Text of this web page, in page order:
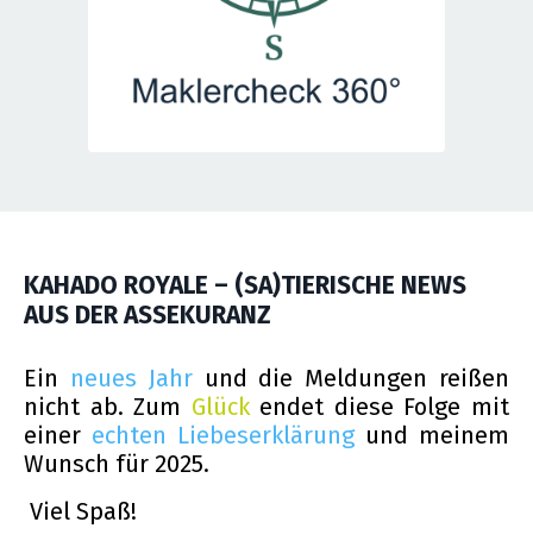
KAHADO ROYALE – (SA)TIERISCHE NEWS
AUS DER ASSEKURANZ
Ein neues Jahrund die Meldungen reißen
nicht ab. Zum Glück endet diese Folge mit
einer echten Liebeserklärungund meinem
Wunsch für 2025.
Viel Spaß!